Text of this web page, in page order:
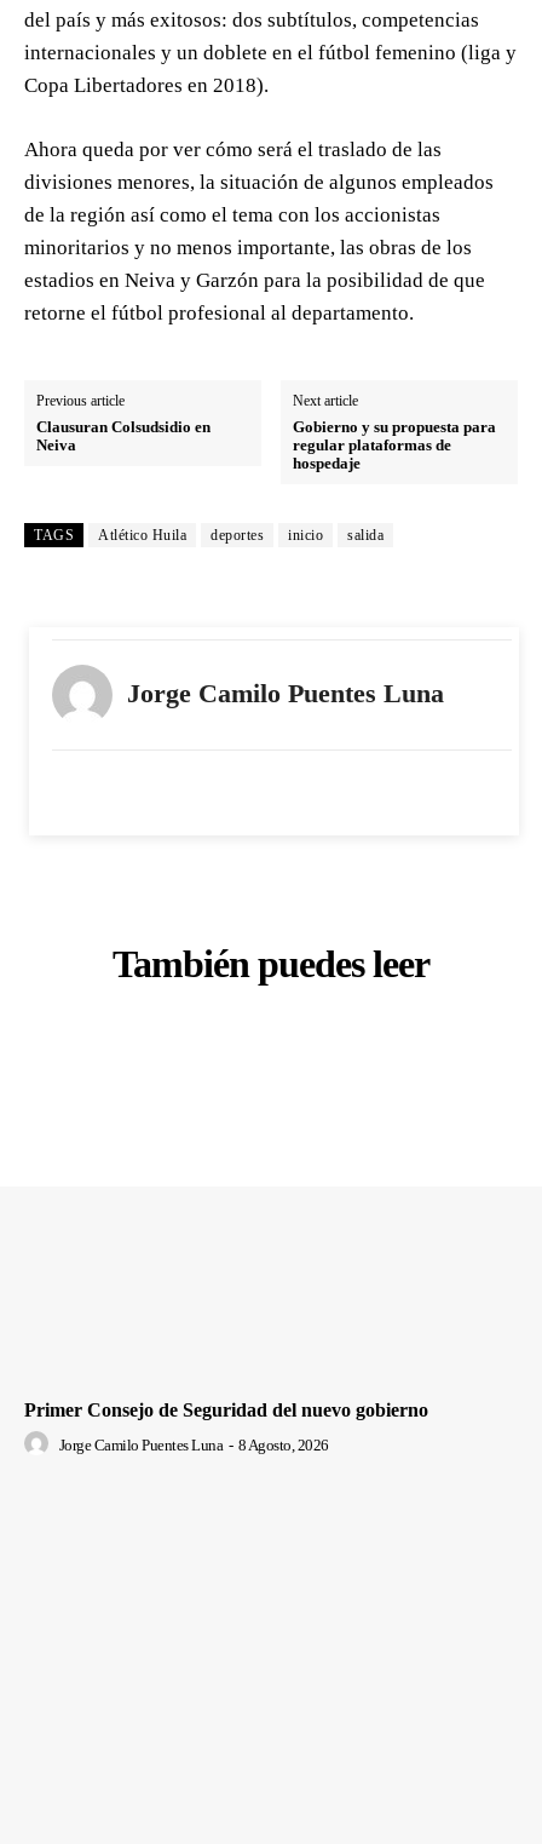
del país y más exitosos: dos subtítulos, competencias
internacionales y un doblete en el fútbol femenino (liga y
Copa Libertadores en 2018).
Ahora queda por ver cómo será el traslado de las
divisiones menores, la situación de algunos empleados
de la región así como el tema con los accionistas
minoritarios y no menos importante, las obras de los
estadios en Neiva y Garzón para la posibilidad de que
retorne el fútbol profesional al departamento.
Previous article
Clausuran Colsudsidio en
Neiva
Next article
Gobierno y su propuesta para
regular plataformas de
hospedaje
TAGS Atlético Huila deportes inicio salida
Jorge Camilo Puentes Luna
También puedes leer
Primer Consejo de Seguridad del nuevo gobierno
Jorge Camilo Puentes Luna - 8 Agosto, 2026